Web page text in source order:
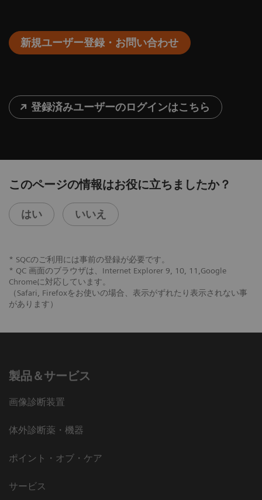
新規ユーザー登録・お問い合わせ
登録済みユーザーのログインはこちら
このページの情報はお役に立ちましたか？
はい いいえ
* SQCのご利用には事前の登録が必要です。
* QC 画面のブラウザは、Internet Explorer 9, 10, 11,Google
Chromeに対応しています。
（Safari, Firefoxをお使いの場合、表示がずれたり表示されない事
があります）
製品＆サービス
画像診断装置
体外診断薬・機器
ポイント・オブ・ケア
サービス